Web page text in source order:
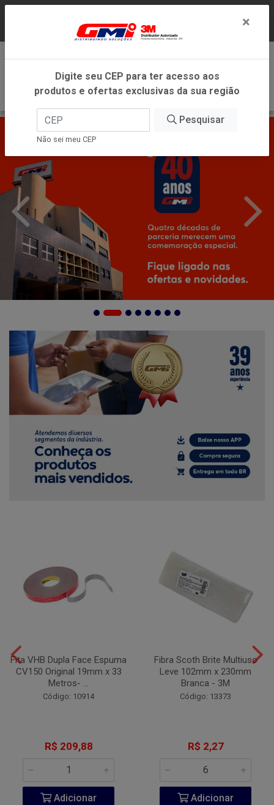
DENTRO DO ESTADO DE MINAS GERAIS.
Fita VHB Dupla Face Espuma
CV150 Original 19mm x 33
Metros- ...
Código: 10914
R$ 209,88
Adicionar
Fibra Scoth Brite Multiuso
Leve 102mm x 230mm
Branca - 3M
Código: 13373
R$ 2,27
Adicionar
×
Digite seu CEP para ter acesso aos
produtos e ofertas exclusivas da sua região
Pesquisar
Não sei meu CEP